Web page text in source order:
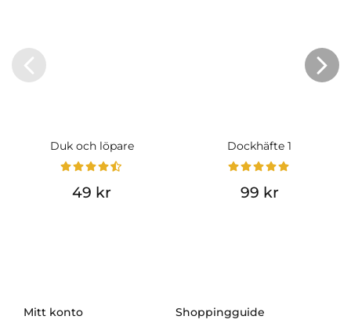
Duk och löpare
49 kr
Dockhäfte 1
99 kr
Mitt konto Shoppingguide